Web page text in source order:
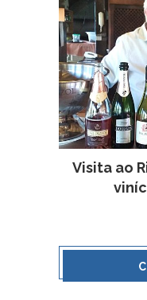
Visita ao